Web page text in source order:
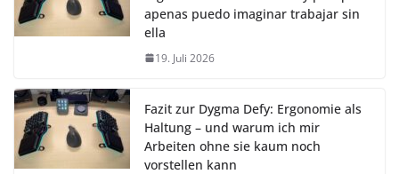
apenas puedo imaginar trabajar sin
ella
19. Juli 2026
Fazit zur Dygma Defy: Ergonomie als
Haltung – und warum ich mir
Arbeiten ohne sie kaum noch
vorstellen kann